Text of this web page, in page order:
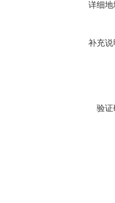
详细地
补充说
验证